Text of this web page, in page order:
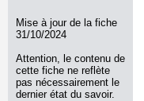
Mise à jour de la fiche
31/10/2024
Attention, le contenu de
cette fiche ne reflète
pas nécessairement le
dernier état du savoir.